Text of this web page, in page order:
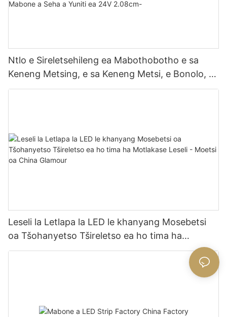
Ntlo e Sireletsehileng ea Mabothobotho e sa
Keneng Metsing, e sa Keneng Metsi, e Bonolo, e
Nyenyane, e Nyenyane, e nang le Mabone a LED
Leseli la Letlapa la LED le khanyang Mosebetsi
oa Tšohanyetso Tšireletso ea ho tima ha
Motlakase Leseli - Moetsi oa China Glamour